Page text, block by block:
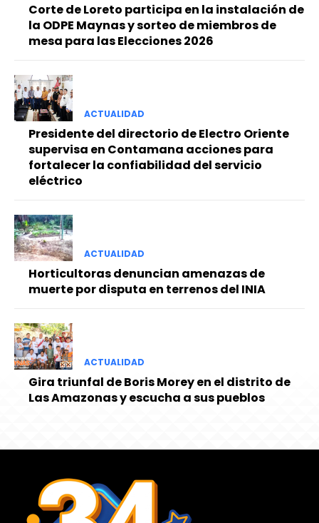
Corte de Loreto participa en la instalación de
la ODPE Maynas y sorteo de miembros de
mesa para las Elecciones 2026
ACTUALIDAD
Presidente del directorio de Electro Oriente
supervisa en Contamana acciones para
fortalecer la confiabilidad del servicio
eléctrico
ACTUALIDAD
Horticultoras denuncian amenazas de
muerte por disputa en terrenos del INIA
ACTUALIDAD
Gira triunfal de Boris Morey en el distrito de
Las Amazonas y escucha a sus pueblos